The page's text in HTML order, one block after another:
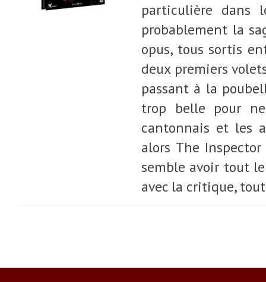
particulière dans
probablement la
opus, tous sortis
deux premiers
passant à la
trop belle pour
cantonnais et les
alors The
semble avoir tout
avec la critique,